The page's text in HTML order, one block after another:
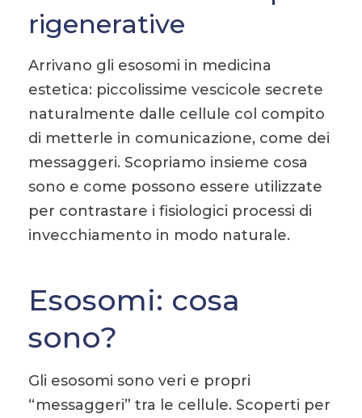
rigenerative
Arrivano gli esosomi in medicina
estetica: piccolissime vescicole secrete
naturalmente dalle cellule col compito
di metterle in comunicazione, come dei
messaggeri. Scopriamo insieme cosa
sono e come possono essere utilizzate
per contrastare i fisiologici processi di
invecchiamento in modo naturale.
Esosomi: cosa
sono?
Gli esosomi sono veri e propri
“messaggeri” tra le cellule. Scoperti per